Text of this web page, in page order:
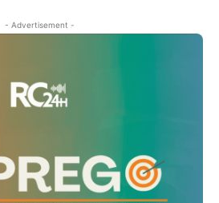
- Advertisement -